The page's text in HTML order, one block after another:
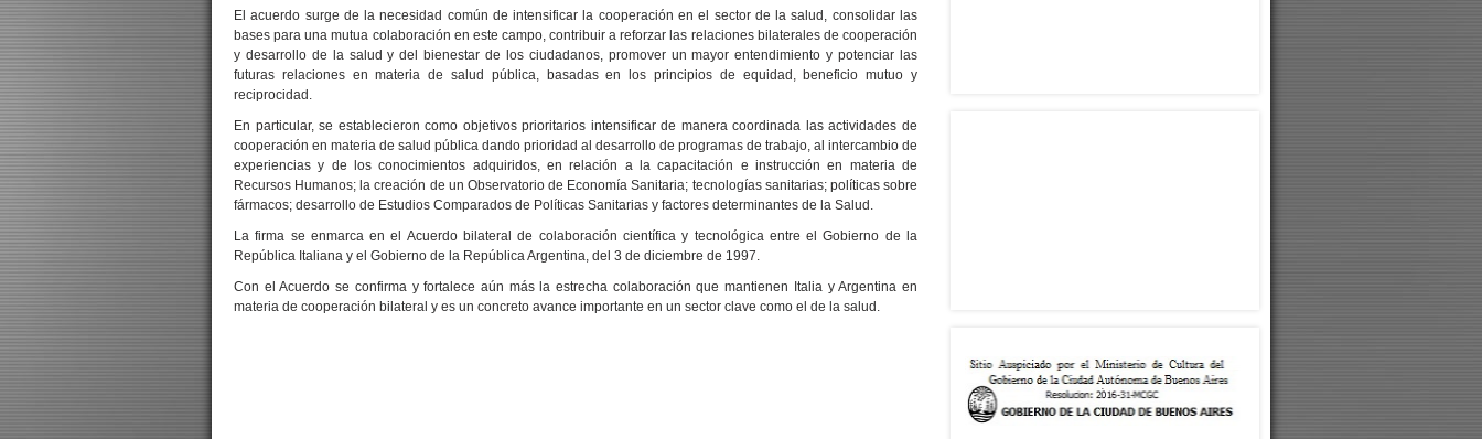
El acuerdo surge de la necesidad común de intensificar la cooperación en el sector de la salud, consolidar las
bases para una mutua colaboración en este campo, contribuir a reforzar las relaciones bilaterales de cooperación
y desarrollo de la salud y del bienestar de los ciudadanos, promover un mayor entendimiento y potenciar las
futuras relaciones en materia de salud pública, basadas en los principios de equidad, beneficio mutuo y
reciprocidad.
En particular, se establecieron como objetivos prioritarios intensificar de manera coordinada las actividades de
cooperación en materia de salud pública dando prioridad al desarrollo de programas de trabajo, al intercambio de
experiencias y de los conocimientos adquiridos, en relación a la capacitación e instrucción en materia de
Recursos Humanos; la creación de un Observatorio de Economía Sanitaria; tecnologías sanitarias; políticas sobre
fármacos; desarrollo de Estudios Comparados de Políticas Sanitarias y factores determinantes de la Salud.
La firma se enmarca en el Acuerdo bilateral de colaboración científica y tecnológica entre el Gobierno de la
República Italiana y el Gobierno de la República Argentina, del 3 de diciembre de 1997.
Con el Acuerdo se confirma y fortalece aún más la estrecha colaboración que mantienen Italia y Argentina en
materia de cooperación bilateral y es un concreto avance importante en un sector clave como el de la salud.